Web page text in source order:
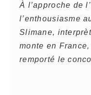
À l’approche de
l’enthousiasme
Slimane,
monte en
remporté le